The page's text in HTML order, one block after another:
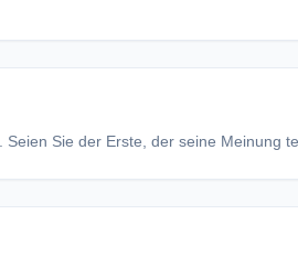
Seien Sie der Erste, der seine Meinung